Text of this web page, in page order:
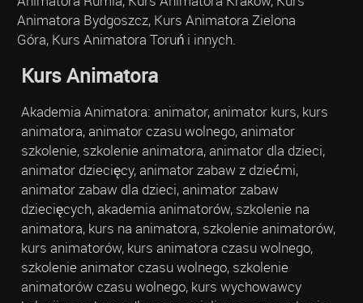
Animatora Bydgoszcz, Kurs Animatora Zielona
Góra, Kurs Animatora Toruń i innych.
Kurs Animatora
Akademia Animatora: animator, animator kurs, kurs
animatora, animator czasu wolnego, animator
szkolenie, szkolenie animatora, animator dla dzieci,
animator dziecięcy, animator zabaw z dziećmi,
animator zabaw dla dzieci, animator zabaw
dziecięcych, akademia animatorów, szkolenie na
animatora, kurs na animatora, szkolenie animatorów,
kurs animatorów, kurs animatora czasu wolnego,
szkolenie animator czasu wolnego, szkolenie
animatorów czasu wolnego, kurs wychowawcy